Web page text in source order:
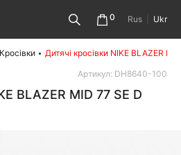
0 Rus Ukr
Кросівки
Дитячі кросівки NIKE BLAZER
Артикул: DH8640-100
BLAZER MID 77 SE D